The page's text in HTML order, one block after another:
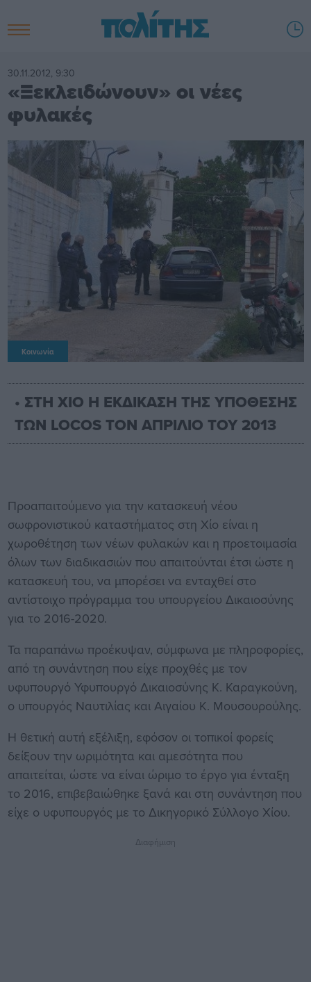
30.11.2012, 9:30
«Ξεκλειδώνουν» οι νέες
φυλακές
Κοινωνία
• ΣΤΗ ΧΙΟ Η ΕΚΔΙΚΑΣΗ ΤΗΣ ΥΠΟΘΕΣΗΣ
ΤΩΝ LOCOS TON ΑΠΡΙΛΙΟ ΤΟΥ 2013
Προαπαιτούμενο για την κατασκευή νέου
σωφρονιστικού καταστήματος στη Χίο είναι η
χωροθέτηση των νέων φυλακών και η προετοιμασία
όλων των διαδικασιών που απαιτούνται έτσι ώστε η
κατασκευή του, να μπορέσει να ενταχθεί στο
αντίστοιχο πρόγραμμα του υπουργείου Δικαιοσύνης
για το 2016-2020.
Τα παραπάνω προέκυψαν, σύμφωνα με πληροφορίες,
από τη συνάντηση που είχε προχθές με τον
υφυπουργό Υφυπουργό Δικαιοσύνης Κ. Καραγκούνη,
ο υπουργός Ναυτιλίας και Αιγαίου Κ. Μουσουρούλης.
Η θετική αυτή εξέλιξη, εφόσον οι τοπικοί φορείς
δείξουν την ωριμότητα και αμεσότητα που
απαιτείται, ώστε να είναι ώριμο το έργο για ένταξη
το 2016, επιβεβαιώθηκε ξανά και στη συνάντηση που
είχε ο υφυπουργός με το Δικηγορικό Σύλλογο Χίου.
Διαφήμιση